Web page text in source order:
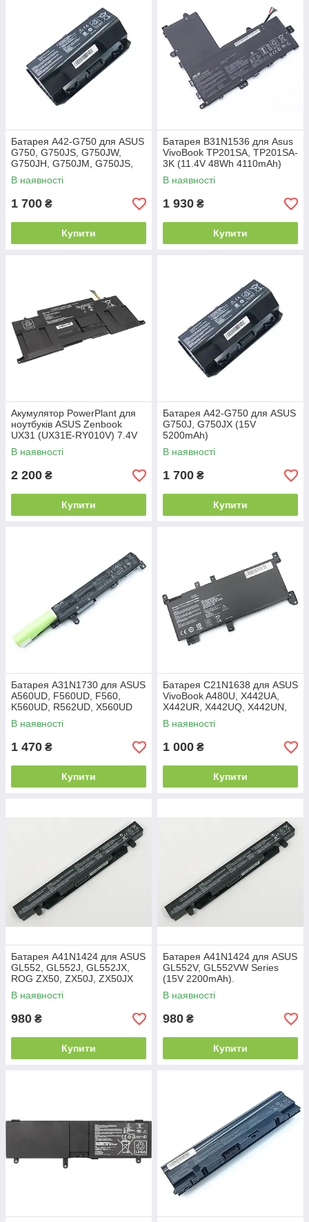
Батарея A42-G750 для ASUS
G750, G750JS, G750JW,
G750JH, G750JM, G750JS,
G750JZ (15V 5200mAh 78Wh)
В наявності
1 700 ₴
Купити
Батарея B31N1536 для Asus
VivoBook TP201SA, TP201SA-
3K (11.4V 48Wh 4110mAh)
В наявності
1 930 ₴
Купити
Акумулятор PowerPlant для
ноутбуків ASUS Zenbook
UX31 (UX31E-RY010V) 7.4V
6840mAh
В наявності
2 200 ₴
Купити
Батарея A42-G750 для ASUS
G750J, G750JX (15V
5200mAh)
В наявності
1 700 ₴
Купити
Батарея A31N1730 для ASUS
A560UD, F560UD, F560,
K560UD, R562UD, X560UD
(10.8V 36Wh 3350mAh)
ORIGINAL
В наявності
1 470 ₴
Купити
Батарея C21N1638 для ASUS
VivoBook A480U, X442UA,
X442UR, X442UQ, X442UN,
F442U, F442UR (7.7V
4400mAh 34Wh)
В наявності
1 000 ₴
Купити
Батарея A41N1424 для ASUS
GL552, GL552J, GL552JX,
ROG ZX50, ZX50J, ZX50JX
(15V 2200mAh 33Wh)
В наявності
980 ₴
Купити
Батарея A41N1424 для ASUS
GL552V, GL552VW Series
(15V 2200mAh).
В наявності
980 ₴
Купити